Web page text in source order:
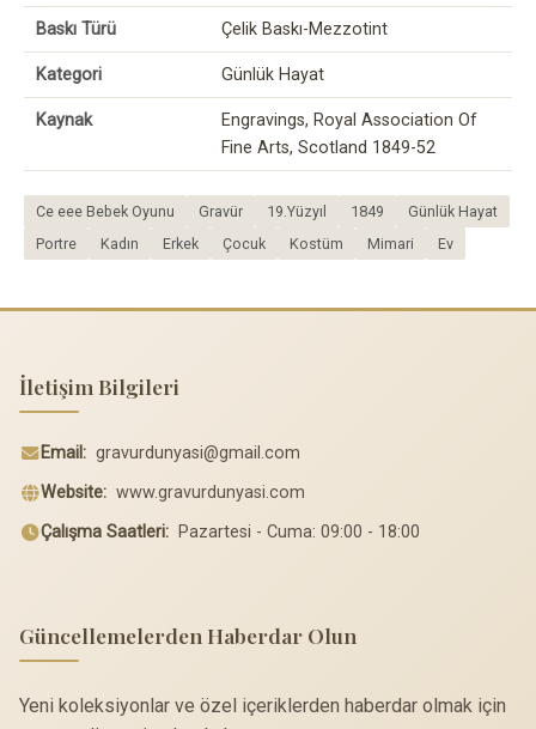
Baskı Türü Çelik Baskı-Mezzotint
Kategori Günlük Hayat
Kaynak
Engravings, Royal Association Of
Fine Arts, Scotland 1849-52
Ce eee Bebek Oyunu Gravür 19.Yüzyıl 1849
Günlük Hayat
Portre
Kadın Erkek Çocuk Kostüm Mimari Ev
İletişim Bilgileri
Email: gravurdunyasi@gmail.com
Website: www.gravurdunyasi.com
Çalışma Saatleri: Pazartesi - Cuma: 09:00 - 18:00
Güncellemelerden Haberdar Olun
Yeni koleksiyonlar ve özel içeriklerden haberdar olmak için